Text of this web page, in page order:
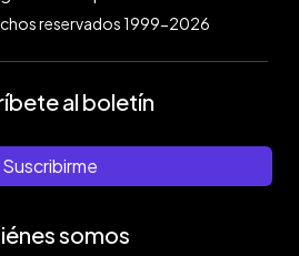
reservados 1999-2026
al boletín
Suscribirme
somos